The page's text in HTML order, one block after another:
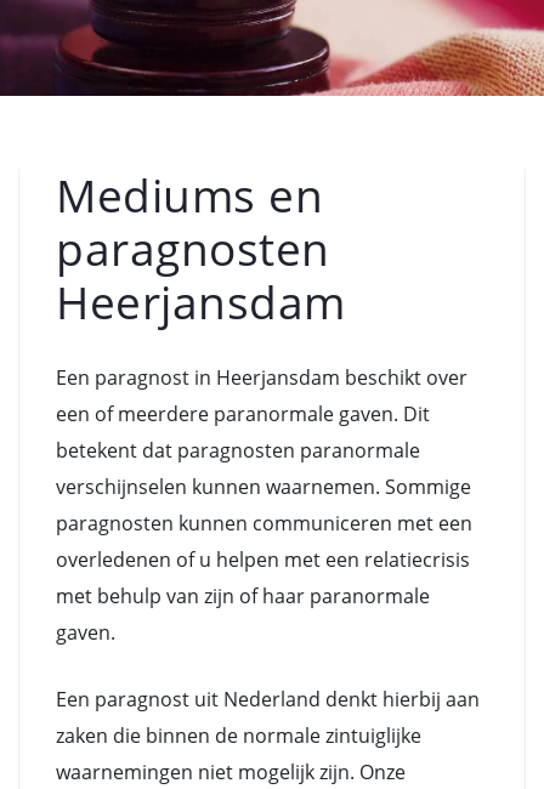
Mediums en
paragnosten
Heerjansdam
Een paragnost in Heerjansdam beschikt over
een of meerdere paranormale gaven. Dit
betekent dat paragnosten paranormale
verschijnselen kunnen waarnemen. Sommige
paragnosten kunnen communiceren met een
overledenen of u helpen met een relatiecrisis
met behulp van zijn of haar paranormale
gaven.
Een paragnost uit Nederland denkt hierbij aan
zaken die binnen de normale zintuiglijke
waarnemingen niet mogelijk zijn. Onze